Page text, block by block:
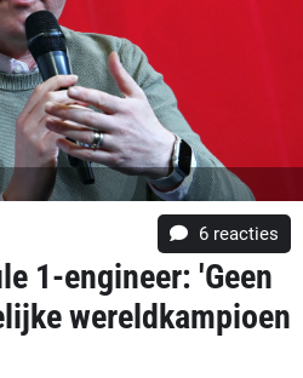
6 reacties
1-engineer: 'Geen
wereldkampioen